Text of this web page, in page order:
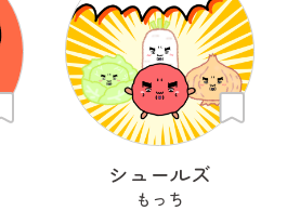
シュールズ
もっち